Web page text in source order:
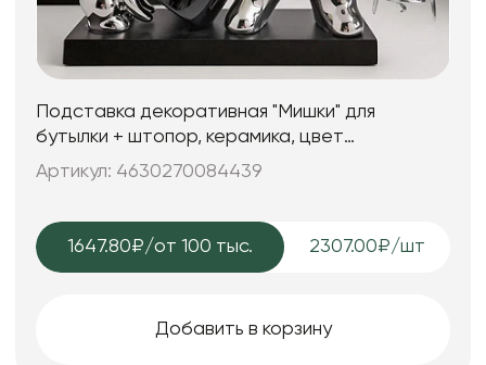
Подставка декоративная "Мишки" для
бутылки + штопор, керамика, цвет
серебряный, 31*12*20 см.
Артикул: 4630270084439
1647.80₽/от 100 тыс. 2307.00₽/шт
Добавить в корзину